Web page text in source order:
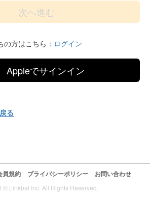
の方はこちら： ログイン
Appleでサインイン
る
員規約 プライバシーポリシー お問い合わせ
© Linkbal Inc. All Rights Reserved.